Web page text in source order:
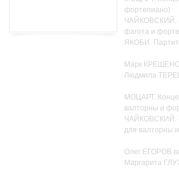
фортепиано)
ЧАЙКОВСКИЙ.
фагота и
ЯКОБИ.
Марк
Людмила
МОЦАРТ.
валторны и
ЧАЙКОВСКИЙ.
для валторны
Олег ЕГОРОВ
Маргарита